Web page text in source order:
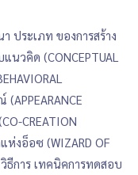
ประเภท ของการสร้าง
คิด (CONCEPTUAL
CREATION
ห่งอ็อซ (WIZARD OF
ธีการ เทคนิคการทดสอบ